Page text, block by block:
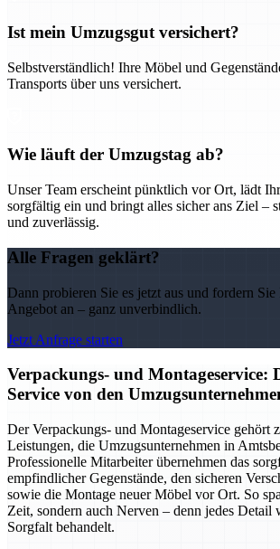
Ist mein Umzugsgut versichert?
Selbstverständlich! Ihre Möbel und
Transports über uns versichert.
Wie läuft der Umzugstag ab?
Unser Team erscheint pünktlich vor Ort, lädt
sorgfältig ein und bringt alles sicher ans Ziel –
und zuverlässig.
Alle Fragen geklärt?
Dann probieren Sie es jetzt aus und fordern
Angebot an – ganz unverbindlich.
Jetzt Anfrage starten
Verpackungs- und Montageservice:
Service von den
Der Verpackungs- und Montageservice gehört
Leistungen, die Umzugsunternehmen in
Professionelle Mitarbeiter übernehmen das
empfindlicher Gegenstände, den sicheren
sowie die Montage neuer Möbel vor Ort. So
Zeit, sondern auch Nerven – denn jedes Detail
Sorgfalt behandelt.